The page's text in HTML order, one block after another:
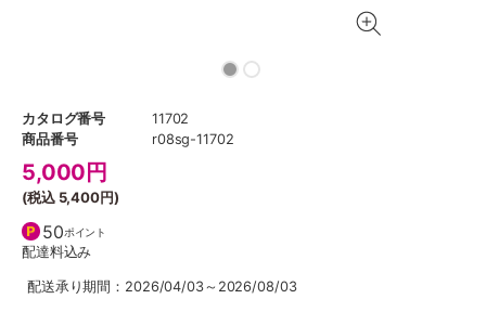
カタログ番号
11702
商品番号
r08sg-11702
5,000 円
(税込 5,400円)
50ポイント
配達料込み
配送承り期間：2026/04/03～2026/08/03